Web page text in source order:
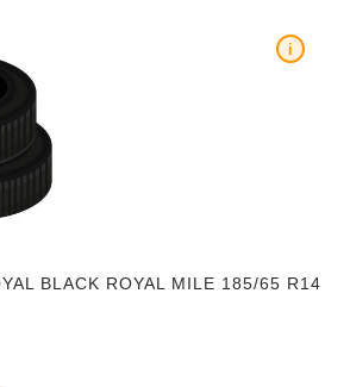
BLACK ROYAL MILE 185/65 R14
i